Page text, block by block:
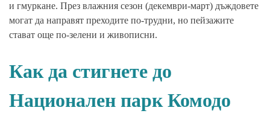
и гмуркане. През влажния сезон (декември-март) дъждовете
могат да направят преходите по-трудни, но пейзажите
стават още по-зелени и живописни.
Как да стигнете до
Национален парк Комодо